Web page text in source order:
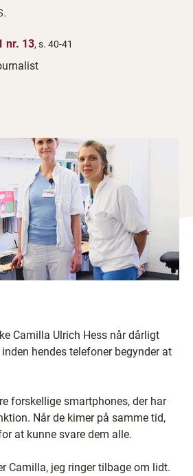
nr. 13, s. 40-41
Camilla Ulrich Hess når dårligt
hendes telefoner begynder at
forskellige smartphones, der har
Når de kimer på samme tid,
at kunne svare dem alle.
Camilla, jeg ringer tilbage om lidt.